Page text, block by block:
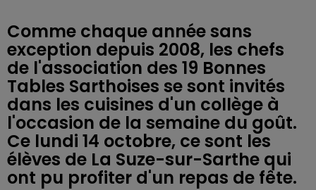
Comme chaque année sans
exception depuis 2008, les chefs
de l'association des 19 Bonnes
Tables Sarthoises se sont invités
dans les cuisines d'un collège à
l'occasion de la semaine du goût.
Ce lundi 14 octobre, ce sont les
élèves de La Suze-sur-Sarthe qui
ont pu profiter d'un repas de fête.